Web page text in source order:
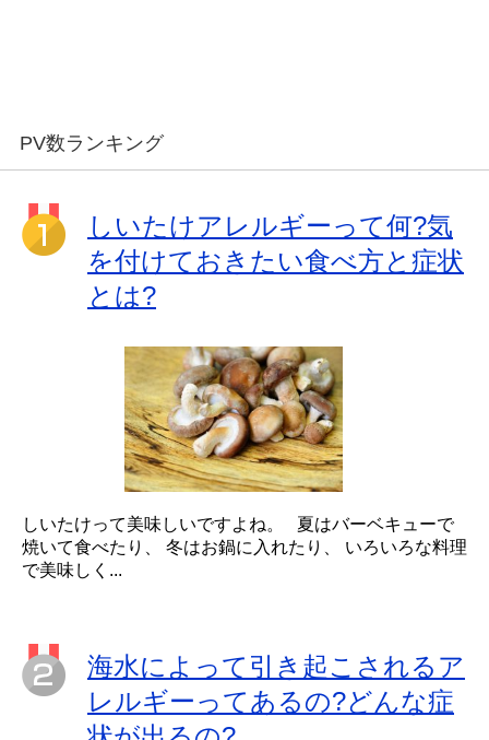
PV数ランキング
しいたけアレルギーって何?気
を付けておきたい食べ方と症状
とは?
しいたけって美味しいですよね。 夏はバーベキューで
焼いて食べたり、 冬はお鍋に入れたり、 いろいろな料理
で美味しく...
海水によって引き起こされるア
レルギーってあるの?どんな症